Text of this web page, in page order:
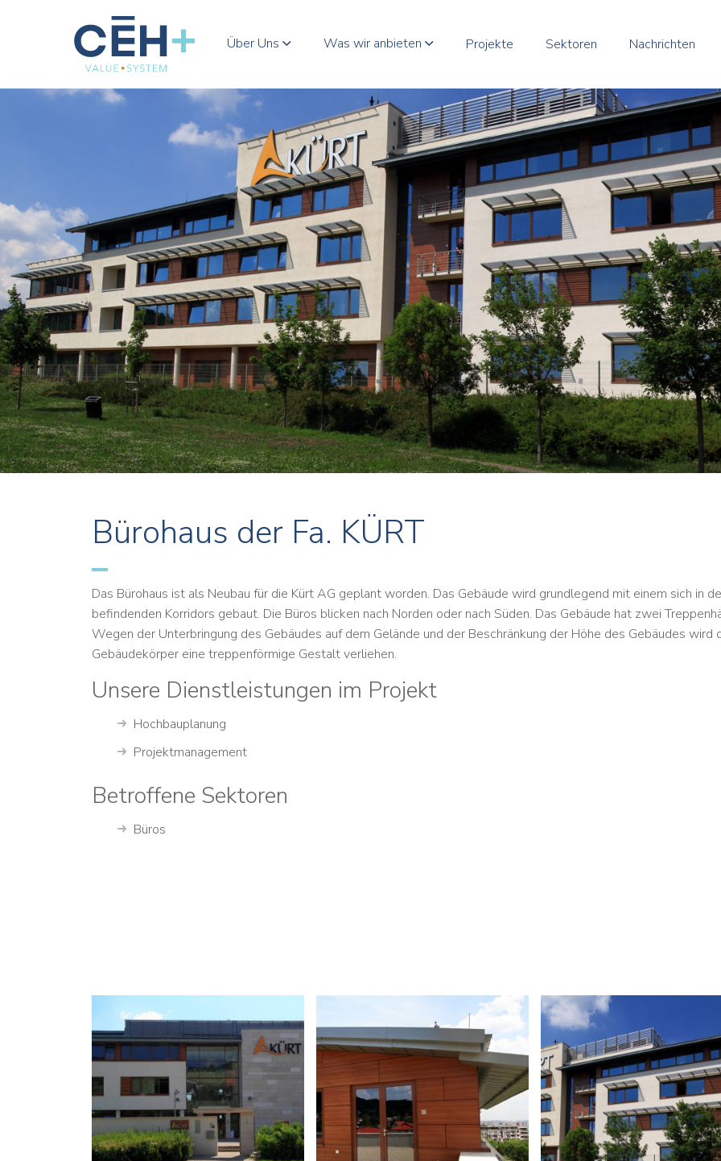
Über Uns Was wir anbieten Projekte Sektoren Nachrichten
Bürohaus der Fa. KÜRT
Das Bürohaus ist als Neubau für die Kürt AG geplant worden. Das Gebäude wird grundlegend mit einem sich in
befindenden Korridors gebaut. Die Büros blicken nach Norden oder nach Süden. Das Gebäude hat zwei
Wegen der Unterbringung des Gebäudes auf dem Gelände und der Beschränkung der Höhe des Gebäudes wird
Gebäudekörper eine treppenförmige Gestalt verliehen.
Unsere Dienstleistungen im Projekt
Hochbauplanung
Projektmanagement
Betroffene Sektoren
Büros